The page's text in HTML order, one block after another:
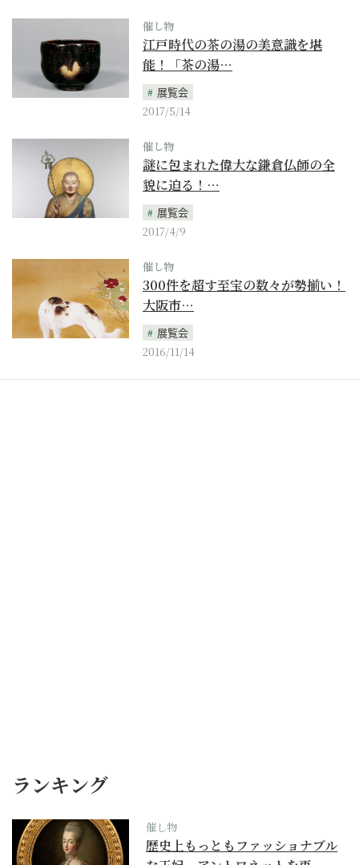
催し物
江戸時代の茶の湯の美意識を堪
能！「茶の湯…
展覧会
2017/5/14
催し物
謎に包まれた偉大な鎌倉仏師の全
貌に迫る！…
展覧会
2017/4/9
催し物
300件を超す至宝の数々が勢揃い！
大阪市…
展覧会
2016/11/14
ランキング
催し物
歴史上もっともファッショナブル